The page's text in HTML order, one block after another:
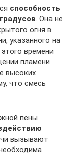
способность
. Она не
огня в
указанного на
времени
пламени
высоких
что смесь
пены
вызывают